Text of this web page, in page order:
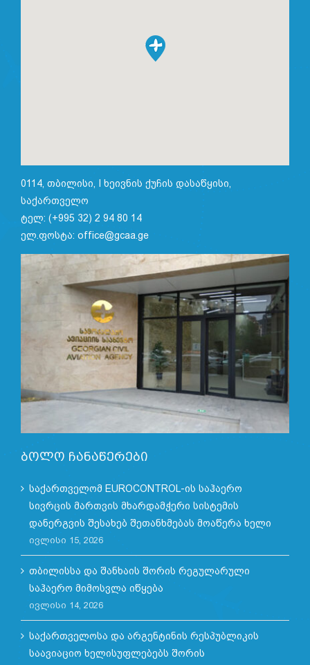
0114, თბილისი, I ხეივნის ქუჩის დასაწყისი,
საქართველო
ტელ: (+995 32) 2 94 80 14
ელ.ფოსტა: office@gcaa.ge
ბოლო ჩანაწერები
საქართველომ EUROCONTROL-ის საჰაერო
სივრცის მართვის მხარდამჭერი სისტემის
დანერგვის შესახებ შეთანხმებას მოაწერა ხელი
ივლისი 15, 2026
თბილისსა და შანხაის შორის რეგულარული
საჰაერო მიმოსვლა იწყება
ივლისი 14, 2026
საქართველოსა და არგენტინის რესპუბლიკის
საავიაციო ხელისუფლებებს შორის